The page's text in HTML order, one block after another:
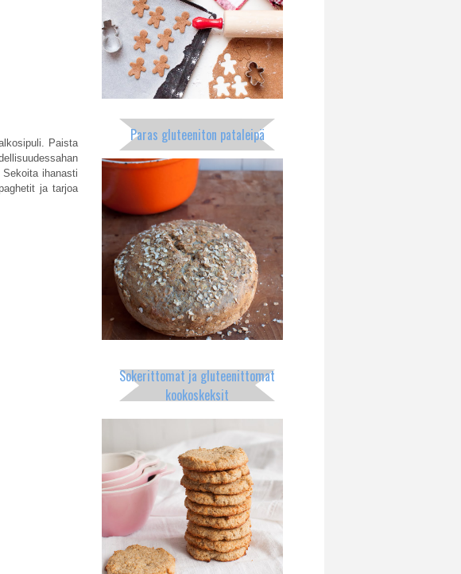
Paista
ihanasti
ja tarjoa
Paras gluteeniton pataleipä
Sokerittomat ja gluteenittomat
kookoskeksit